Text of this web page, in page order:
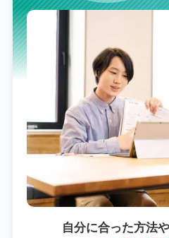
自分に合った方法